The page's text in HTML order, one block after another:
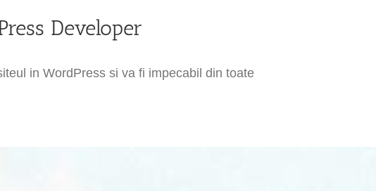
Developer
in WordPress si va fi impecabil din toate